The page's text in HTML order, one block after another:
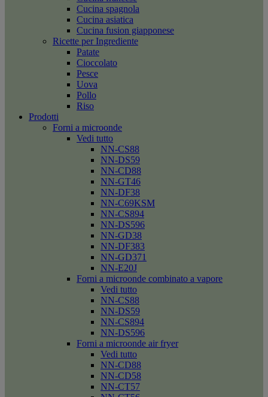
Cucina spagnola
Cucina asiatica
Cucina fusion giapponese
Ricette per Ingrediente
Patate
Cioccolato
Pesce
Uova
Pollo
Riso
Prodotti
Forni a microonde
Vedi tutto
NN-CS88
NN-DS59
NN-CD88
NN-GT46
NN-DF38
NN-C69KSM
NN-CS894
NN-DS596
NN-GD38
NN-DF383
NN-GD371
NN-E20J
Forni a microonde combinato a vapore
Vedi tutto
NN-CS88
NN-DS59
NN-CS894
NN-DS596
Forni a microonde air fryer
Vedi tutto
NN-CD88
NN-CD58
NN-CT57